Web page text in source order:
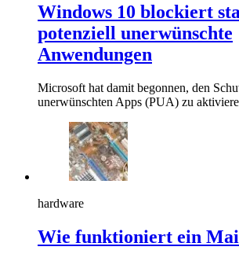
Windows 10 blockiert
potenziell unerwünschte
Anwendungen
Microsoft hat damit begonnen, den
unerwünschten Apps (PUA) zu
hardware
Wie funktioniert ein